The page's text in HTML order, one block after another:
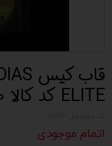
ELITE کد کالا 5590
اتمام موجودی